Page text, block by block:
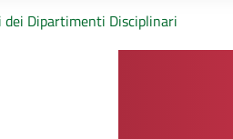
dei Dipartimenti Disciplinari